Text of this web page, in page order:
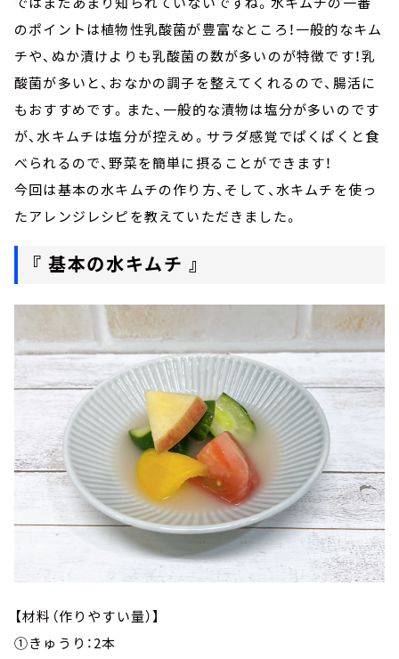
のポイントは植物性乳酸菌が豊富なところ！一般的なキム
チや、ぬか漬けよりも乳酸菌の数が多いのが特徴です！乳
酸菌が多いと、おなかの調子を整えてくれるので、腸活に
もおすすめです。また、一般的な漬物は塩分が多いのです
が、水キムチは塩分が控えめ。サラダ感覚でぱくぱくと食
べられるので、野菜を簡単に摂ることができます！
今回は基本の水キムチの作り方、そして、水キムチを使っ
たアレンジレシピを教えていただきました。
『 基本の水キムチ 』
【材料（作りやすい量）】
①きゅうり：2本